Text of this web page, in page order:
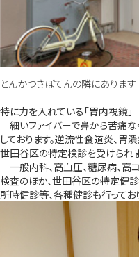
とんかつさぼてんの隣にあります
特に力を入れている「胃内視鏡」
細いファイバーで鼻から苦痛
しております。逆流性食道炎、胃
世田谷区の特定検診を受けられ
一般内科、高血圧、糖尿病、高
検査のほか、世田谷区の特定健診
所時健診等、各種健診も行ってお